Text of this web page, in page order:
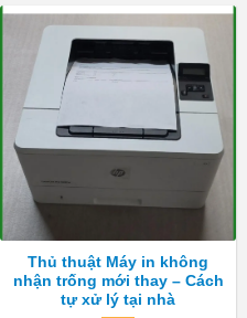
Thủ thuật Máy in không
nhận trống mới thay – Cách
tự xử lý tại nhà